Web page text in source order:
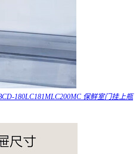
180LC181MLC200MC 保鲜室门挂上瓶